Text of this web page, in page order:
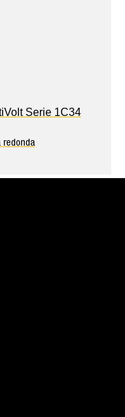
Serie 1C34
redonda